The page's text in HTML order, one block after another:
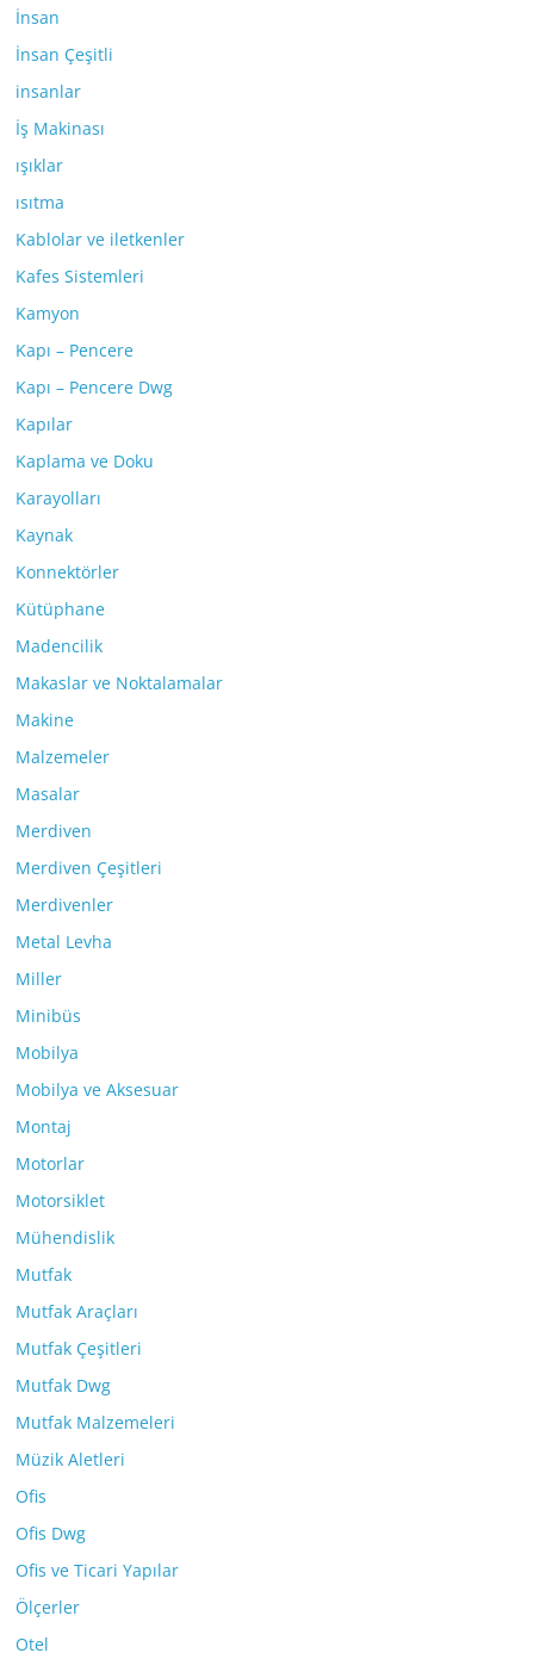
İnsan
İnsan Çeşitli
insanlar
İş Makinası
ışıklar
ısıtma
Kablolar ve iletkenler
Kafes Sistemleri
Kamyon
Kapı – Pencere
Kapı – Pencere Dwg
Kapılar
Kaplama ve Doku
Karayolları
Kaynak
Konnektörler
Kütüphane
Madencilik
Makaslar ve Noktalamalar
Makine
Malzemeler
Masalar
Merdiven
Merdiven Çeşitleri
Merdivenler
Metal Levha
Miller
Minibüs
Mobilya
Mobilya ve Aksesuar
Montaj
Motorlar
Motorsiklet
Mühendislik
Mutfak
Mutfak Araçları
Mutfak Çeşitleri
Mutfak Dwg
Mutfak Malzemeleri
Müzik Aletleri
Ofis
Ofis Dwg
Ofis ve Ticari Yapılar
Ölçerler
Otel